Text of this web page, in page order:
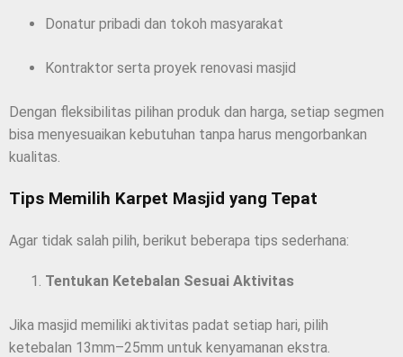
Donatur pribadi dan tokoh masyarakat
Kontraktor serta proyek renovasi masjid
Dengan fleksibilitas pilihan produk dan harga, setiap segmen
bisa menyesuaikan kebutuhan tanpa harus mengorbankan
kualitas.
Tips Memilih Karpet Masjid yang Tepat
Agar tidak salah pilih, berikut beberapa tips sederhana:
Tentukan Ketebalan Sesuai Aktivitas
Jika masjid memiliki aktivitas padat setiap hari, pilih
ketebalan 13mm–25mm untuk kenyamanan ekstra.